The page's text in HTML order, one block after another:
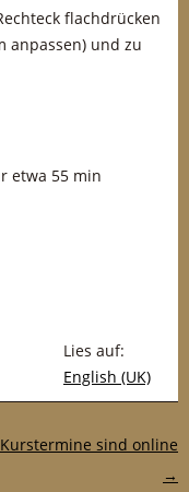
flachdrücken
anpassen) und zu
etwa 55 min
Lies auf:
English (UK)
sind online
→